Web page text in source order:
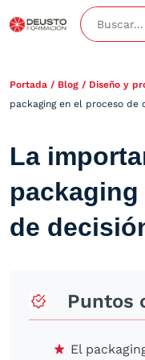
Portada / Blog / Diseño y
packaging en el proceso de
La
de
Puntos
El